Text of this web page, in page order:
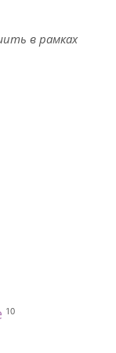
в рамках
10